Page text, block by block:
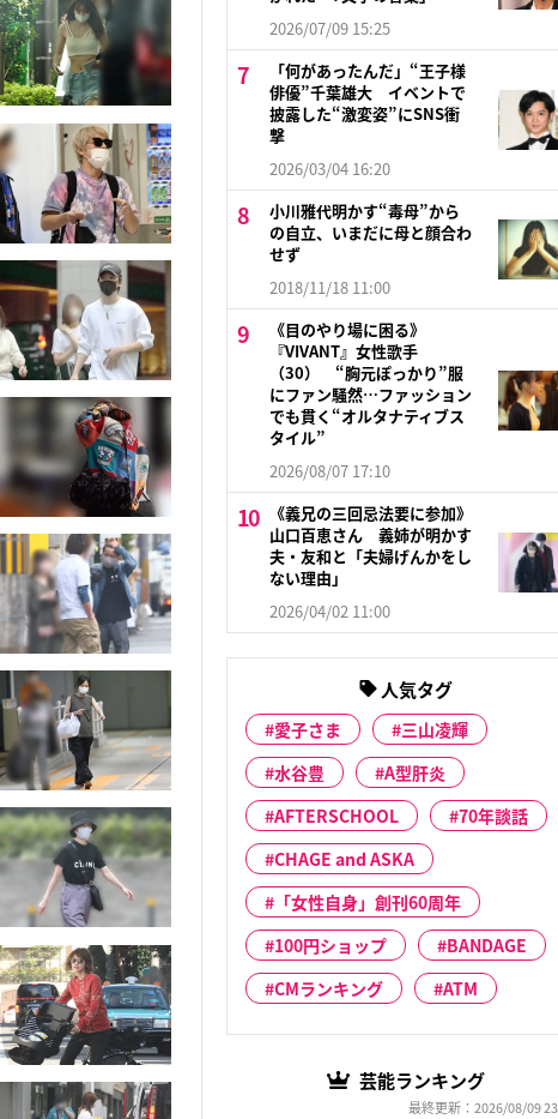
2026/07/09 15:25
「何があったんだ」“王子様
俳優”千葉雄大 イベントで
披露した“激変姿”にSNS衝
撃
2026/03/04 16:20
小川雅代明かす“毒母”から
の自立、いまだに母と顔合わ
せず
2018/11/18 11:00
《目のやり場に困る》
『VIVANT』女性歌手
（30） “胸元ぽっかり”服
にファン騒然…ファッション
でも貫く“オルタナティブス
タイル”
2026/08/07 17:10
《義兄の三回忌法要に参加》
山口百恵さん 義姉が明かす
夫・友和と「夫婦げんかをし
ない理由」
2026/04/02 11:00
人気タグ
愛子さま
三山凌輝
水谷豊
A型肝炎
AFTERSCHOOL
70年談話
CHAGE and ASKA
「女性自身」創刊60周年
100円ショップ
BANDAGE
CMランキング
ATM
芸能ランキング
最終更新：2026/08/09